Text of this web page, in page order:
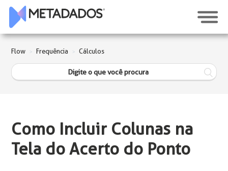
Flow Frequência Cálculos
Como Incluir Colunas na
Tela do Acerto do Ponto